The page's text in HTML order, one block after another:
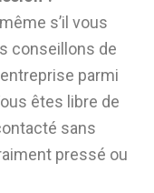
s’il vous
conseillons de
parmi
êtes libre de
sans
pressé ou